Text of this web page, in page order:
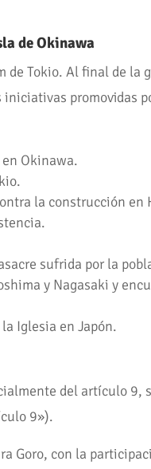
de Okinawa
Tokio. Al final de la
promovidas
Okinawa.
la construcción en
sufrida por la
y Nagasaki y
Iglesia en Japón.
del artículo 9,
9»).
Goro, con la